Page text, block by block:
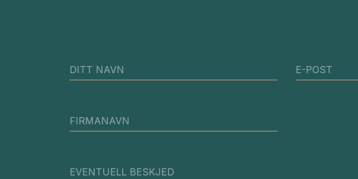
DITT NAVN E-POST
FIRMANAVN
EVENTUELL BESKJED